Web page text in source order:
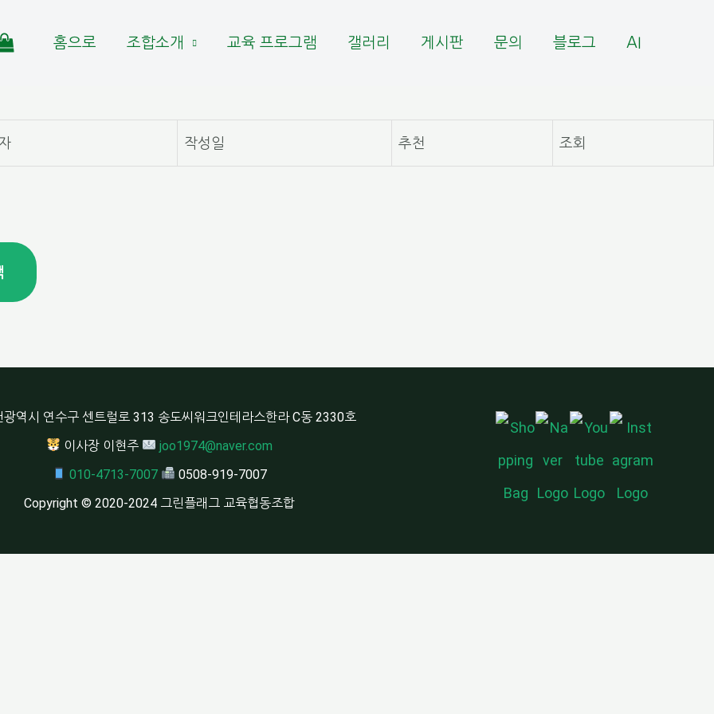
홈으로 조합소개 교육 프로그램 갤러리 게시판 문의 블로그 AI
작성일 추천 조회
역시 연수구 센트럴로 313 송도씨워크인테라스한라 C동 2330호
이사장 이현주
joo1974@naver.com
010-4713-7007
0508-919-7007
Copyright © 2020-2024 그린플래그 교육협동조합